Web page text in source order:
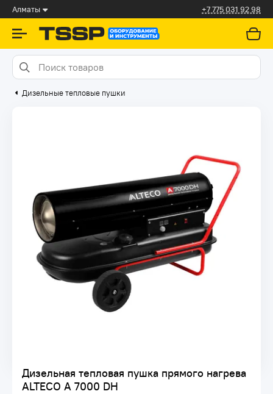
Алматы +7 775 031 92 98
Дизельные тепловые пушки
Дизельная тепловая пушка прямого нагрева
ALTECO A 7000 DH